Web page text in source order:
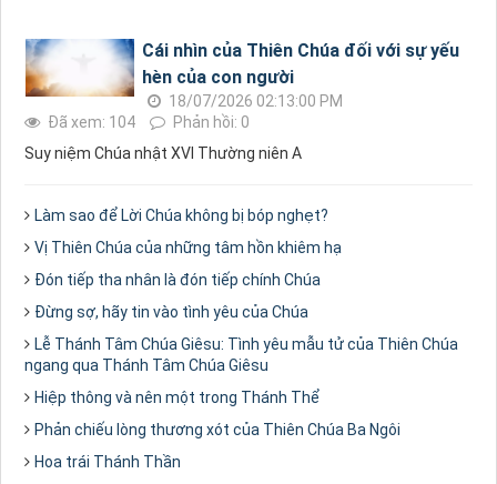
Cái nhìn của Thiên Chúa đối với sự yếu
hèn của con người
18/07/2026 02:13:00 PM
Đã xem: 104
Phản hồi: 0
Suy niệm Chúa nhật XVI Thường niên A
Làm sao để Lời Chúa không bị bóp nghẹt?
Vị Thiên Chúa của những tâm hồn khiêm hạ
Đón tiếp tha nhân là đón tiếp chính Chúa
Đừng sợ, hãy tin vào tình yêu của Chúa
Lễ Thánh Tâm Chúa Giêsu: Tình yêu mẫu tử của Thiên Chúa
ngang qua Thánh Tâm Chúa Giêsu
Hiệp thông và nên một trong Thánh Thể
Phản chiếu lòng thương xót của Thiên Chúa Ba Ngôi
Hoa trái Thánh Thần